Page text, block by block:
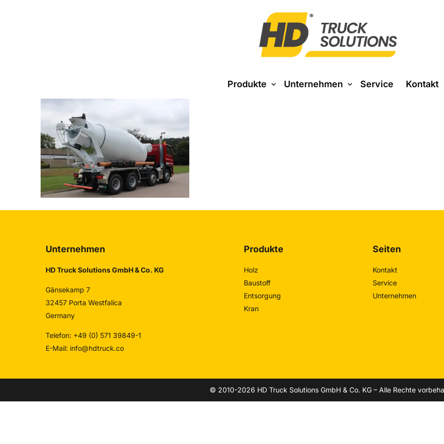
Produkte
Produkte
Holz
Unternehmen Service Kontakt
Unternehmen
HD Truck Solutions GmbH & Co. KG
Gänsekamp 7
32457 Porta Westfalica
Germany
Telefon: +49 (0) 571 39849-1
E-Mail: info@hdtruck.co
Produkte
Holz
Baustoff
Entsorgung
Kran
Seiten
Kontakt
Service
Unternehmen
© 2010-2026 HD Truck Solutions GmbH & Co. KG – Alle Rechte